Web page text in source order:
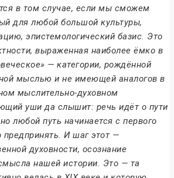
в том случае, если мы сможем
для любой большой культуры,
эпистемологический базис. Это
выраженная наиболее ёмко в
— категории, рождённой
мыслью и не имеющей аналогов в
мыслительно-духовном
уши да слышит: речь идёт о пути
любой путь начинается с первого
И шаг этот —
духовности, осознание
нашей истории. Это — та